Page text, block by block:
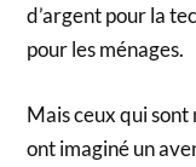
d’argent pour la
pour les ménages.
Mais ceux qui sont
ont imaginé un